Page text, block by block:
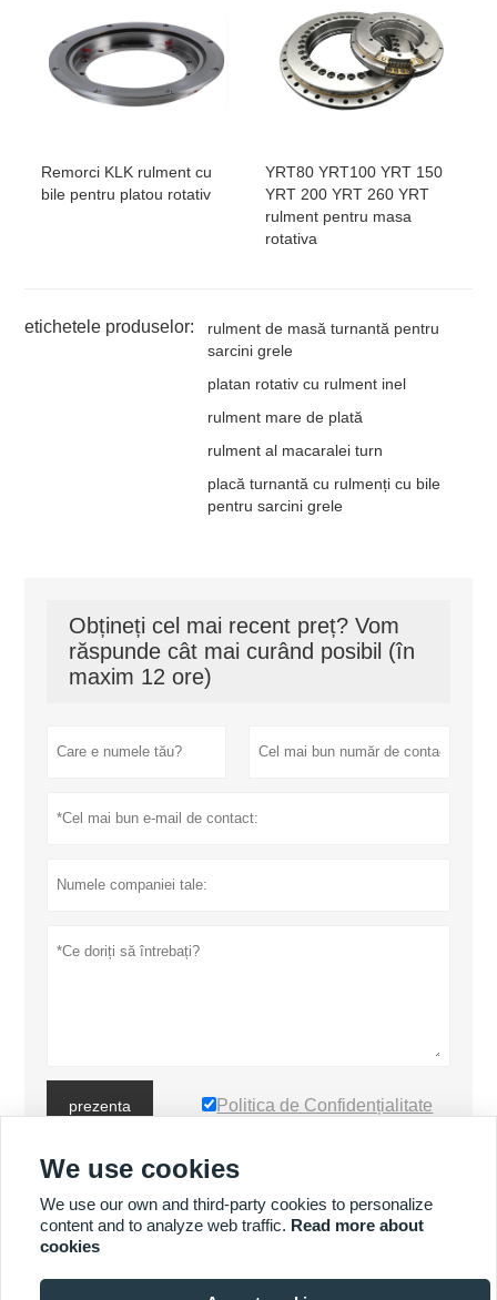
Remorci KLK rulment cu
bile pentru platou rotativ
YRT80 YRT100 YRT 150
YRT 200 YRT 260 YRT
rulment pentru masa
rotativa
etichetele produselor:
rulment de masă turnantă pentru
sarcini grele
platan rotativ cu rulment inel
rulment mare de plată
rulment al macaralei turn
placă turnantă cu rulmenți cu bile
pentru sarcini grele
Obțineți cel mai recent preț? Vom
răspunde cât mai curând posibil (în
maxim 12 ore)
prezenta Politica de Confidențialitate
MAI MULTE SERVICII
We use cookies
We use our own and third-party cookies to personalize
content and to analyze web traffic. Read more about
cookies